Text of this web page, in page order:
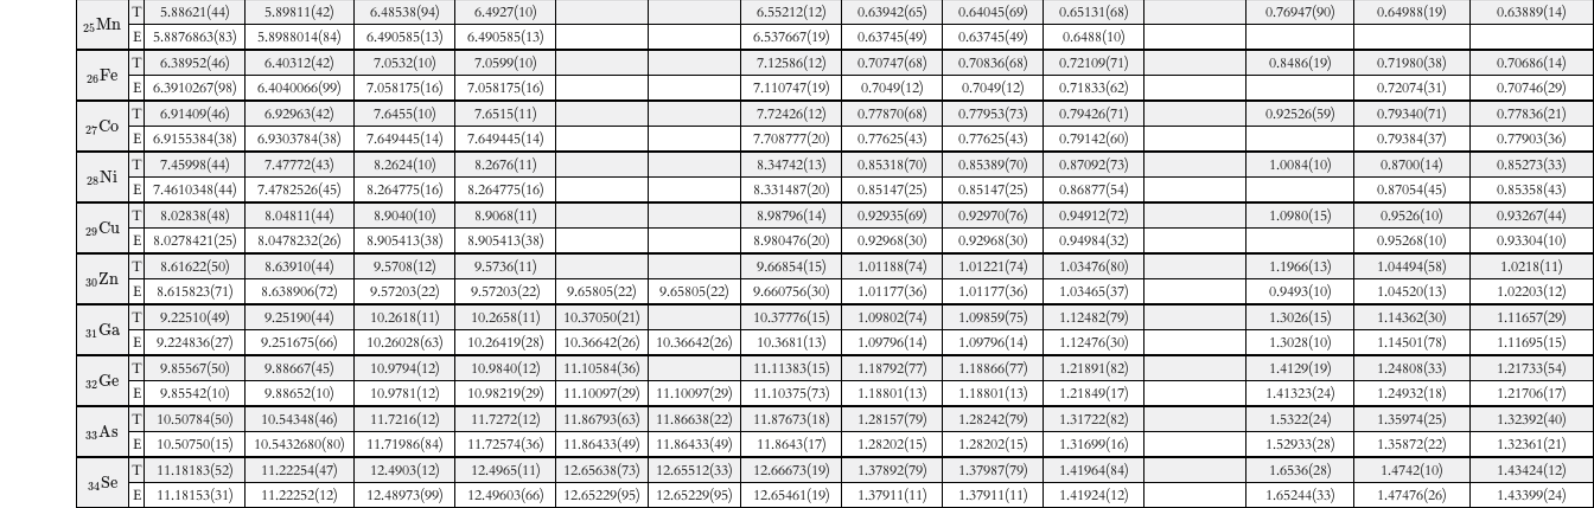
25Mn
T 5.88621(44) 5.89811(42) 6.48538(94) 6.4927(10) 6.55212(12) 0.63942(65) 0.64045(69) 0.65131(68) 0.76947(90) 0.64988(19)
0.63889(14)
E
5.8876863(83) 5.8988014(84) 6.490585(13) 6.490585(13) 6.537667(19) 0.63745(49) 0.63745(49) 0.6488(10)
26Fe
T 6.38952(46) 6.40312(42) 7.0532(10) 7.0599(10) 7.12586(12) 0.70747(68) 0.70836(68) 0.72109(71) 0.8486(19) 0.71980(38)
0.70686(14)
E
6.3910267(98) 6.4040066(99) 7.058175(16) 7.058175(16) 7.110747(19) 0.7049(12) 0.7049(12) 0.71833(62) 0.72074(31) 0.70746(29)
27Co
T 6.91409(46) 6.92963(42) 7.6455(10) 7.6515(11) 7.72426(12) 0.77870(68) 0.77953(73) 0.79426(71) 0.92526(59) 0.79340(71)
0.77836(21)
E
6.9155384(38) 6.9303784(38) 7.649445(14) 7.649445(14) 7.708777(20) 0.77625(43) 0.77625(43) 0.79142(60) 0.79384(37) 0.77903(36)
28Ni
T 7.45998(44) 7.47772(43) 8.2624(10) 8.2676(11) 8.34742(13) 0.85318(70) 0.85389(70) 0.87092(73) 1.0084(10) 0.8700(14)
0.85273(33)
E
7.4610348(44) 7.4782526(45) 8.264775(16) 8.264775(16) 8.331487(20) 0.85147(25) 0.85147(25) 0.86877(54) 0.87054(45) 0.85358(43)
29Cu
T 8.02838(48) 8.04811(44) 8.9040(10) 8.9068(11) 8.98796(14) 0.92935(69) 0.92970(76) 0.94912(72) 1.0980(15) 0.9526(10)
0.93267(44)
E
8.0278421(25) 8.0478232(26) 8.905413(38) 8.905413(38) 8.980476(20) 0.92968(30) 0.92968(30) 0.94984(32) 0.95268(10) 0.93304(10)
30Zn
T 8.61622(50) 8.63910(44) 9.5708(12) 9.5736(11) 9.66854(15) 1.01188(74) 1.01221(74) 1.03476(80) 1.1966(13) 1.04494(58)
1.0218(11)
E
8.615823(71) 8.638906(72) 9.57203(22) 9.57203(22) 9.65805(22) 9.65805(22) 9.660756(30) 1.01177(36) 1.01177(36) 1.03465(37) 0.9493(10) 1.04520(13) 1.02203(12)
31Ga
T 9.22510(49) 9.25190(44) 10.2618(11) 10.2658(11) 10.37050(21) 10.37776(15) 1.09802(74) 1.09859(75) 1.12482(79) 1.3026(15) 1.14362(30)
1.11657(29)
E
9.224836(27) 9.251675(66) 10.26028(63) 10.26419(28) 10.36642(26) 10.36642(26) 10.3681(13) 1.09796(14) 1.09796(14) 1.12476(30) 1.3028(10) 1.14501(78) 1.11695(15)
32Ge
T 9.85567(50) 9.88667(45) 10.9794(12) 10.9840(12) 11.10584(36) 11.11383(15) 1.18792(77) 1.18866(77) 1.21891(82) 1.4129(19) 1.24808(33)
1.21733(54)
E
9.85542(10) 9.88652(10) 10.9781(12) 10.98219(29) 11.10097(29) 11.10097(29) 11.10375(73) 1.18801(13) 1.18801(13) 1.21849(17) 1.41323(24) 1.24932(18) 1.21706(17)
33As
T 10.50784(50) 10.54348(46) 11.7216(12) 11.7272(12) 11.86793(63) 11.86638(22) 11.87673(18) 1.28157(79) 1.28242(79) 1.31722(82) 1.5322(24) 1.35974(25)
1.32392(40)
E
10.50750(15) 10.5432680(80) 11.71986(84) 11.72574(36) 11.86433(49) 11.86433(49) 11.8643(17) 1.28202(15) 1.28202(15) 1.31699(16) 1.52933(28) 1.35872(22) 1.32361(21)
34Se
T 11.18183(52) 11.22254(47) 12.4903(12) 12.4965(11) 12.65638(73) 12.65512(33) 12.66673(19) 1.37892(79) 1.37987(79) 1.41964(84) 1.6536(28) 1.4742(10)
1.43424(12)
E
11.18153(31) 11.22252(12) 12.48973(99) 12.49603(66) 12.65229(95) 12.65229(95) 12.65461(19) 1.37911(11) 1.37911(11) 1.41924(12) 1.65244(33) 1.47476(26) 1.43399(24)